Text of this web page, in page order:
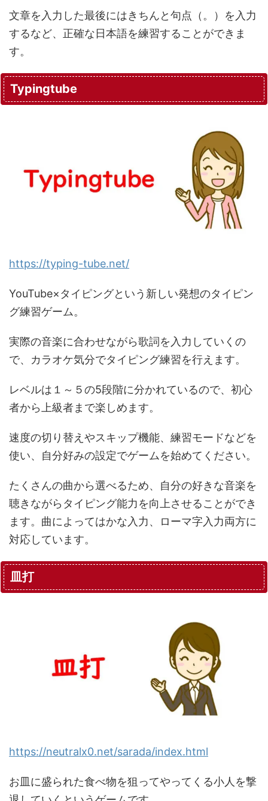
文章を入力した最後にはきちんと句点（。）を入力
するなど、正確な日本語を練習することができま
す。
Typingtube
https://typing-tube.net/
YouTube×タイピングという新しい発想のタイピン
グ練習ゲーム。
実際の音楽に合わせながら歌詞を入力していくの
で、カラオケ気分でタイピング練習を行えます。
レベルは１～５の5段階に分かれているので、初心
者から上級者まで楽しめます。
速度の切り替えやスキップ機能、練習モードなどを
使い、自分好みの設定でゲームを始めてください。
たくさんの曲から選べるため、自分の好きな音楽を
聴きながらタイピング能力を向上させることができ
ます。曲によってはかな入力、ローマ字入力両方に
対応しています。
皿打
https://neutralx0.net/sarada/index.html
お皿に盛られた食べ物を狙ってやってくる小人を撃